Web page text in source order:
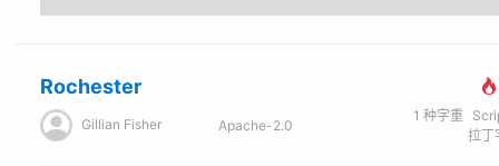
Rochester
Gillian Fisher Apache-2.0
1 种字重
拉丁